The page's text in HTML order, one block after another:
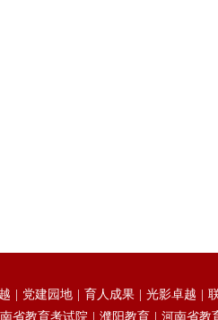
党建园地 育人成果 光影卓越
省教育考试院 濮阳教育 河南省教